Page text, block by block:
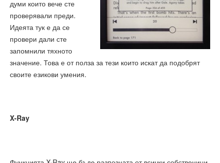
думи които вече сте
проверявали преди.
Идеята тук е да се
провери дали сте
запомнили тяхното
значение. Това е от полза за тези които искат да подобрят
своите езикови умения.
X-Ray